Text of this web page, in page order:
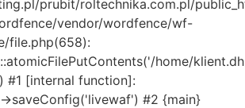
prubit/roltechnika.com.pl/
vendor/wordfence/wf-
file.php(658):
home/
#1 [internal function]:
>saveConfig('livewaf') #2 {main}